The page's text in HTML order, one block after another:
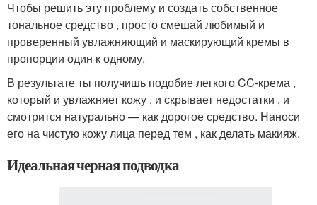
Чтобы решить эту проблему и создать собственное
тональное средство , просто смешай любимый и
проверенный увлажняющий и маскирующий кремы в
пропорции один к одному.
В результате ты получишь подобие легкого CC-крема ,
который и увлажняет кожу , и скрывает недостатки , и
смотрится натурально — как дорогое средство. Наноси
его на чистую кожу лица перед тем , как делать макияж.
Идеальная черная подводка